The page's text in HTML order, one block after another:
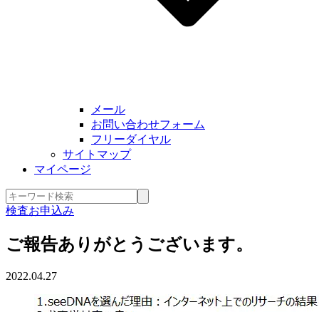
メール
お問い合わせフォーム
フリーダイヤル
サイトマップ
マイページ
検査お申込み
ご報告ありがとうございます。
2022.04.27